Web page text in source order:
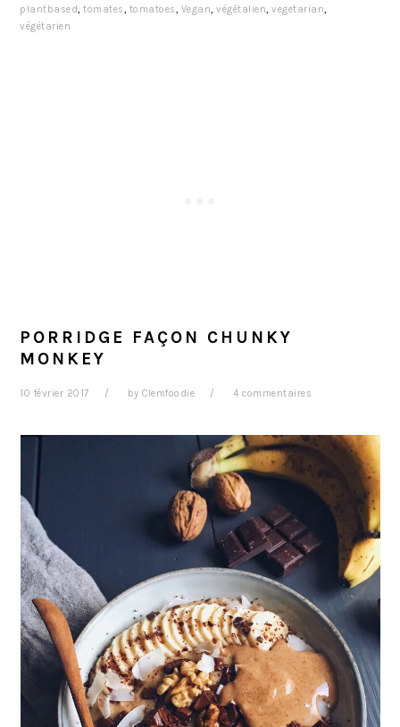
plantbased,tomates, tomatoes, Vegan,végétalien,vegetarian,
végétarien
PORRIDGE FAÇON CHUNKY
MONKEY
10 février 2017 byClemfoodie 4 commentaires